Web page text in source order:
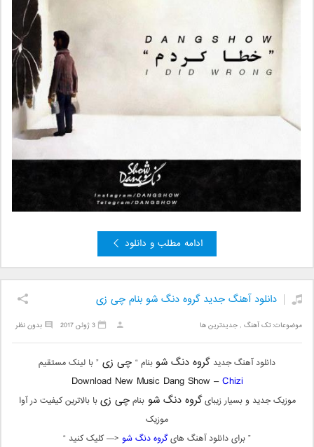
ادامه مطلب و دانلود
دانلود آهنگ جدید گروه دنگ شو بنام چی زی
موضوعات:تک آهنگ ,جدیدترین ها بدون نظر 3 ژوئن 2017
دانلود آهنگ جدید گروه دنگ شو بنام “ چی زی ” با لینک مستقیم
Download New Music Dang Show –Chizi
موزیک جدید و بسیار زیبایگروه دنگ شوبنامچی زیبا بالاترین کیفیت در آوا
موزیک
” برای دانلود آهنگ هایگروه دنگ شو <— کلیک کنید “